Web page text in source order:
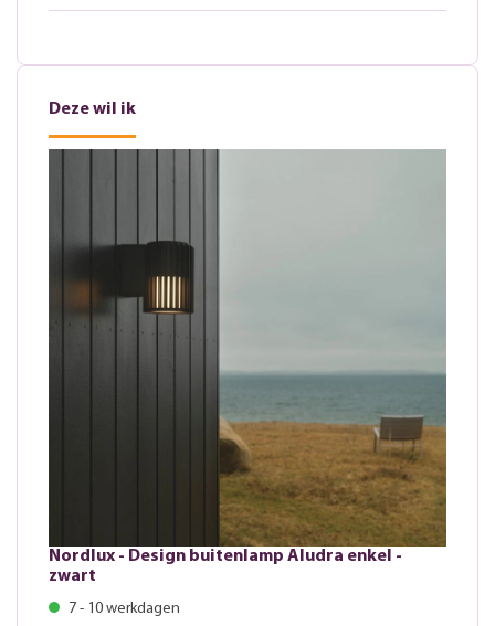
Deze wil ik
Nordlux - Design buitenlamp Aludra enkel -
zwart
7 - 10 werkdagen